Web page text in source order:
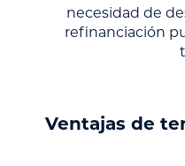
necesidad de
refinanciación
Ventajas de